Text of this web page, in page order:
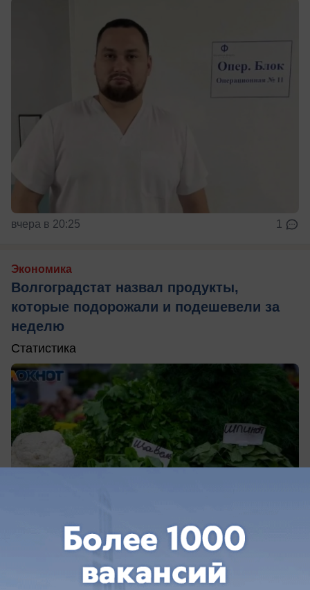
вчера в 20:25 1
Экономика
Волгоградстат назвал продукты,
которые подорожали и подешевели за
неделю
Статистика